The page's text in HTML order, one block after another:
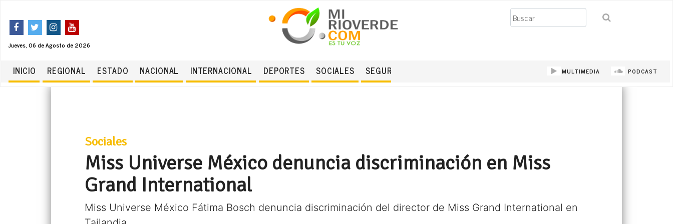
Jueves, 06 de Agosto de 2026
Buscar
INICIO REGIONAL ESTADO NACIONAL INTERNACIONAL DEPORTES SOCIALES SEGURIDAD MULTIMEDIA PODCAST
Sociales
Miss Universe México denuncia discriminación en Miss
Grand International
Miss Universe México Fátima Bosch denuncia discriminación del director de Miss Grand International en